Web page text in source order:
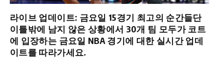
라이브 업데이트: 금요일 15경기 최고의 순간들단
이틀밖에 남지 않은 상황에서 30개 팀 모두가 코트
에 입장하는 금요일 NBA 경기에 대한 실시간 업데
이트를 따라가세요.